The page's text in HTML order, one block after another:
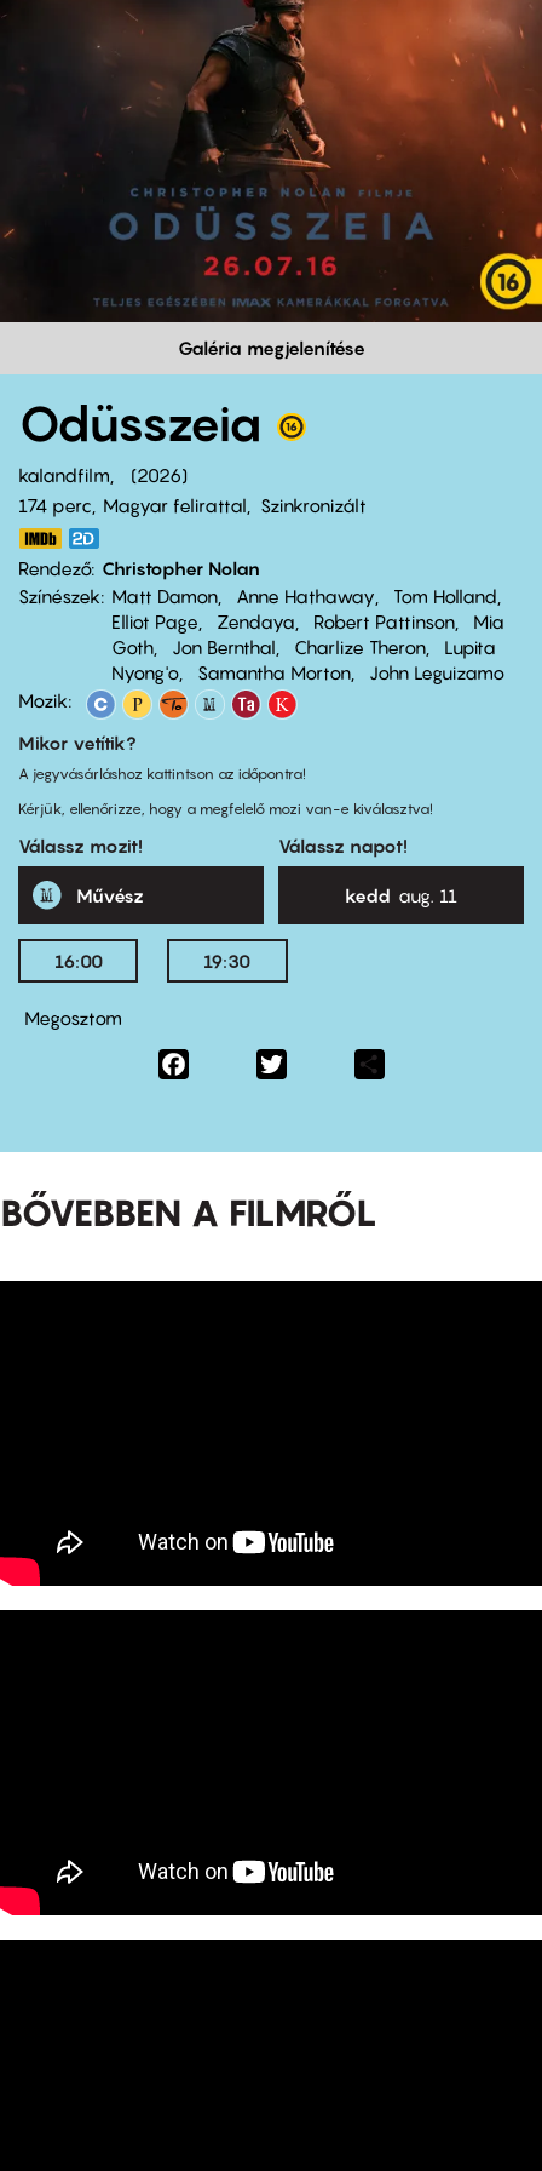
Galéria megjelenítése
Odüsszeia
kalandfilm
2026
174 perc,
Magyar felirattal Szinkronizált
Rendező Christopher Nolan
Színészek
Matt Damon Anne Hathaway
Tom Holland
Elliot Page
Zendaya Robert Pattinson
Mia
Goth
Jon Bernthal Charlize Theron
Lupita
Nyong'o
Samantha Morton
John Leguizamo
Mozik:
Mikor vetítik?
A jegyvásárláshoz kattintson az időpontra!
Kérjük, ellenőrizze, hogy a megfelelő mozi van-e kiválasztva!
Válassz mozit!
Művész
Válassz napot!
kedd aug. 11
16:00 19:30
Megosztom
Facebook
BŐVEBBEN A FILMRŐL